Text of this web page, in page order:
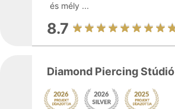
és mély ...
8.7
Diamond Piercing Stúdió